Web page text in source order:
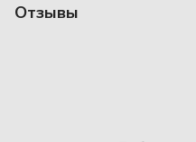
Отзывы